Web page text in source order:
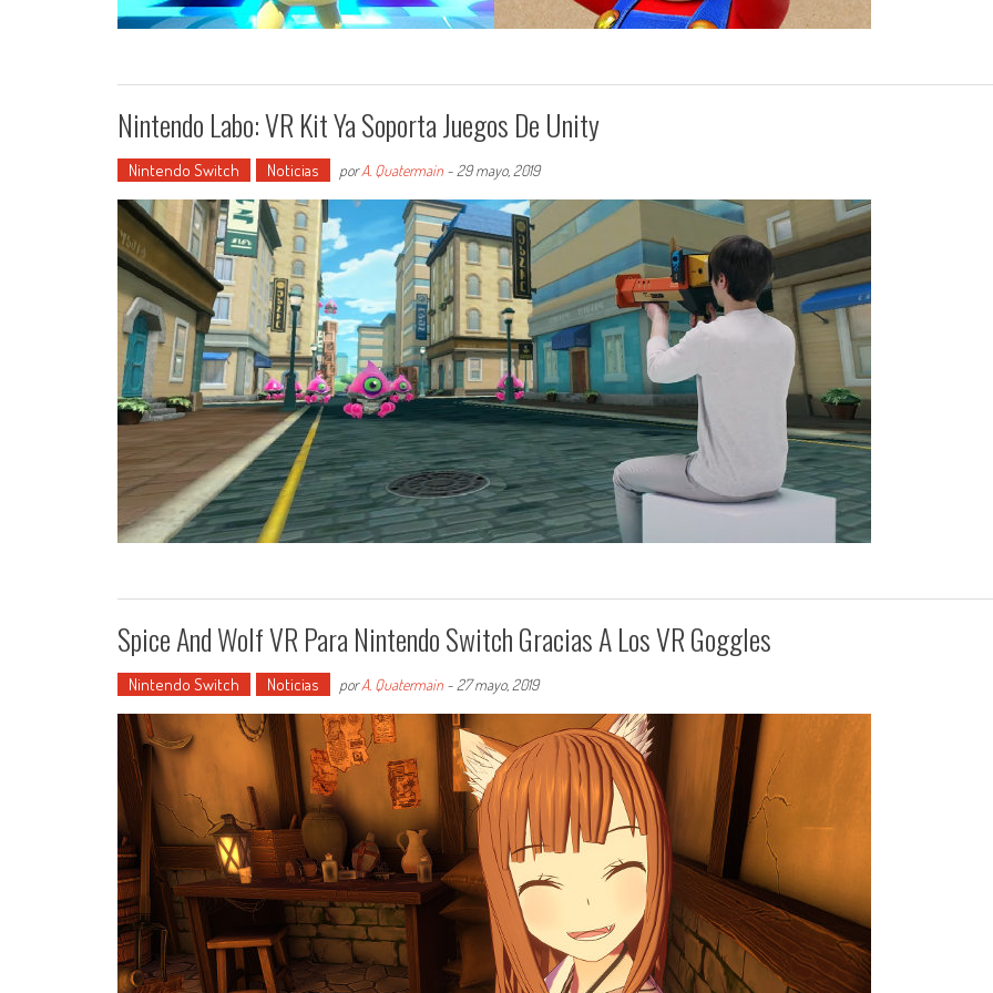
Nintendo Labo: VR Kit Ya Soporta Juegos De Unity
Nintendo Switch Noticias porA. Quatermain - 29 mayo, 2019
Spice And Wolf VR Para Nintendo Switch Gracias A Los VR Goggles
Nintendo Switch Noticias porA. Quatermain - 27 mayo, 2019